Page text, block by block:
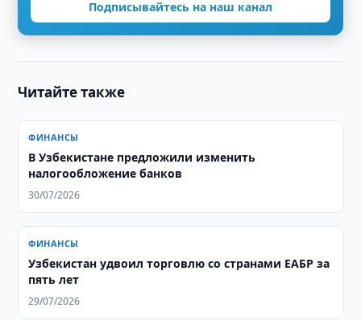
Подписывайтесь на наш канал
Читайте также
ФИНАНСЫ
В Узбекистане предложили изменить
налогообложение банков
30/07/2026
ФИНАНСЫ
Узбекистан удвоил торговлю со странами ЕАБР за
пять лет
29/07/2026